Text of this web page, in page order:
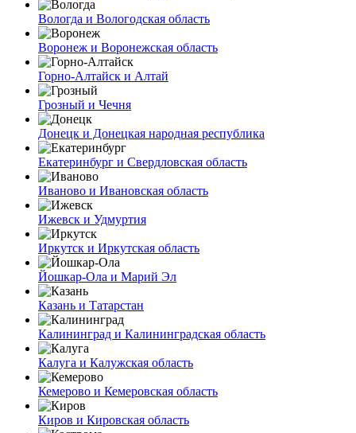
Вологда и Вологодская область
Воронеж и Воронежская область
Горно-Алтайск и Алтай
Грозный и Чечня
Донецк и Донецкая народная республика
Екатеринбург и Свердловская область
Иваново и Ивановская область
Ижевск и Удмуртия
Иркутск и Иркутская область
Йошкар-Ола и Марий Эл
Казань и Татарстан
Калининград и Калининградская область
Калуга и Калужская область
Кемерово и Кемеровская область
Киров и Кировская область